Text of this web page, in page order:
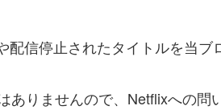
信停止されたタイトルを当ブ
ありませんので、Netflixへの問